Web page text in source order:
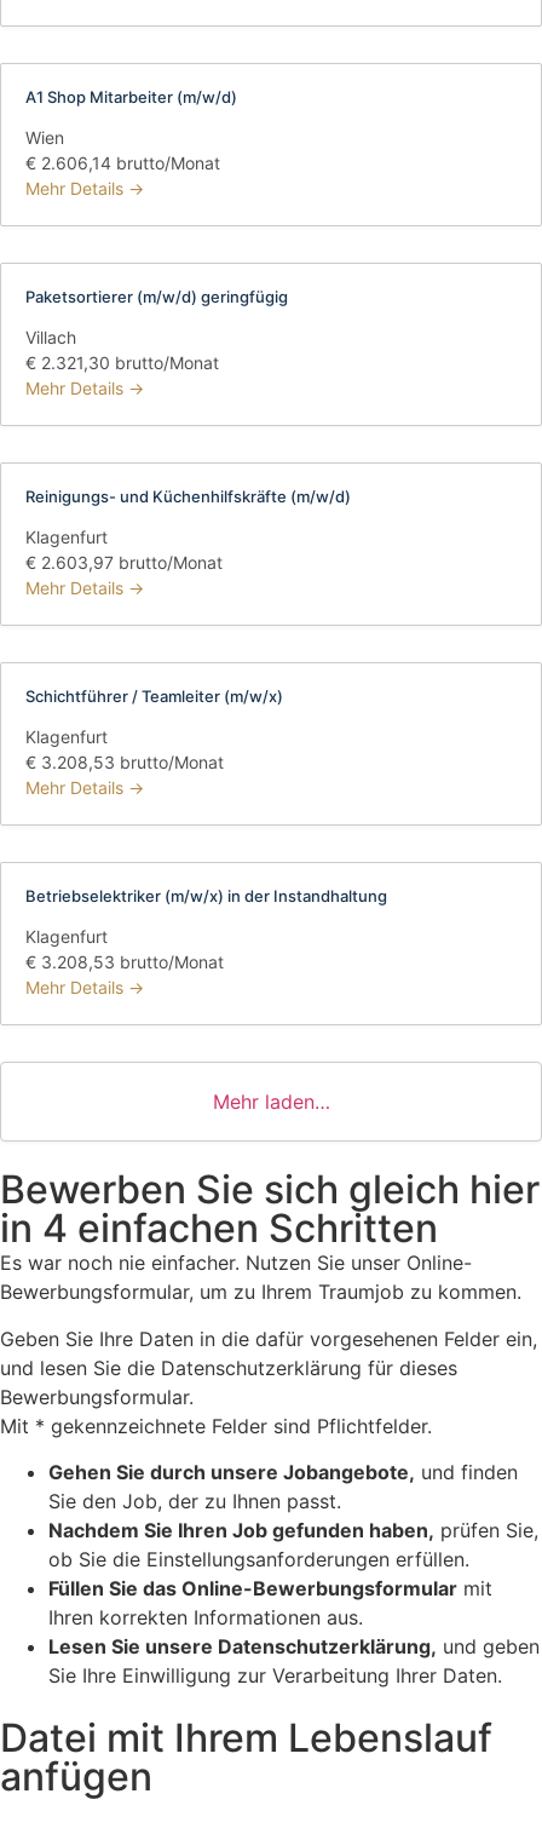
A1 Shop Mitarbeiter (m/w/d)
Wien
€ 2.606,14 brutto/Monat
Mehr Details
Paketsortierer (m/w/d) geringfügig
Villach
€ 2.321,30 brutto/Monat
Mehr Details
Reinigungs- und Küchenhilfskräfte (m/w/d)
Klagenfurt
€ 2.603,97 brutto/Monat
Mehr Details
Schichtführer / Teamleiter (m/w/x)
Klagenfurt
€ 3.208,53 brutto/Monat
Mehr Details
Betriebselektriker (m/w/x) in der Instandhaltung
Klagenfurt
€ 3.208,53 brutto/Monat
Mehr Details
Mehr laden…
Bewerben Sie sich gleich hier
in 4 einfachen Schritten
Es war noch nie einfacher. Nutzen Sie unser Online-
Bewerbungsformular, um zu Ihrem Traumjob zu kommen.
Geben Sie Ihre Daten in die dafür vorgesehenen Felder ein,
und lesen Sie die Datenschutzerklärung für dieses
Bewerbungsformular.
Mit * gekennzeichnete Felder sind Pflichtfelder.
Gehen Sie durch unsere Jobangebote, und finden
Sie den Job, der zu Ihnen passt.
Nachdem Sie Ihren Job gefunden haben, prüfen Sie,
ob Sie die Einstellungsanforderungen erfüllen.
Füllen Sie das Online-Bewerbungsformular mit
Ihren korrekten Informationen aus.
Lesen Sie unsere Datenschutzerklärung, und geben
Sie Ihre Einwilligung zur Verarbeitung Ihrer Daten.
Datei mit Ihrem Lebenslauf
anfügen